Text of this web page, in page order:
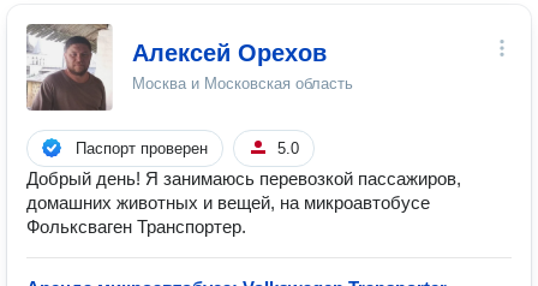
Алексей Орехов
Москва и Московская область
Паспорт проверен 5.0
Добрый день! Я занимаюсь перевозкой пассажиров,
домашних животных и вещей, на микроавтобусе
Фольксваген Транспортер.